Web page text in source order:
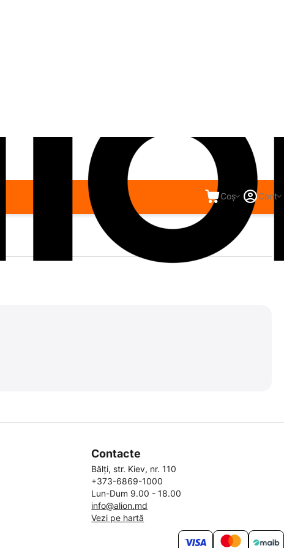
Coș Cont
Contacte
Bălți, str. Kiev, nr. 110
+373-6869-1000
Lun-Dum 9.00 - 18.00
info@alion.md
Vezi pe hartă